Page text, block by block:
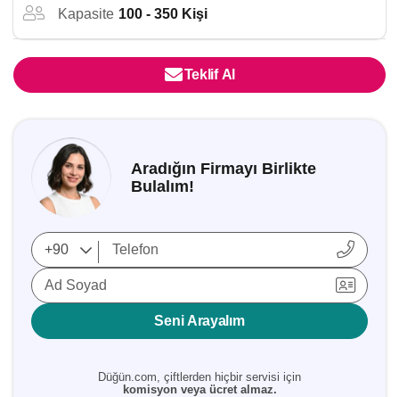
Kapasite 100 - 350 Kişi
Teklif Al
Aradığın Firmayı Birlikte
Bulalım!
Ad Soyad
Seni Arayalım
Düğün.com, çiftlerden hiçbir servisi için
komisyon veya ücret almaz.